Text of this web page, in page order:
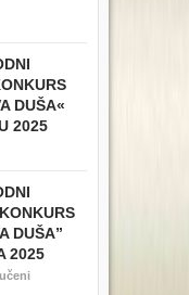
DUŠA«
2025
DUŠA”
2025